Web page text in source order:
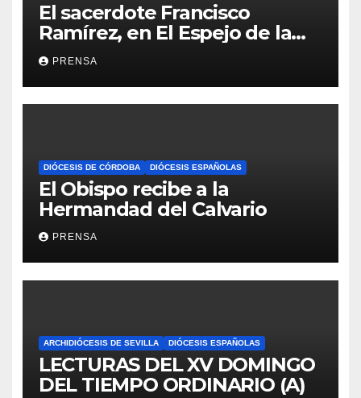
El sacerdote Francisco
Ramírez, en El Espejo de la
Iglesia
PRENSA
DIÓCESIS DE CÓRDOBA DIÓCESIS ESPAÑOLAS
El Obispo recibe a la
Hermandad del Calvario
PRENSA
ARCHIDIÓCESIS DE SEVILLA DIÓCESIS ESPAÑOLAS
LECTURAS DEL XV DOMINGO
DEL TIEMPO ORDINARIO (A)